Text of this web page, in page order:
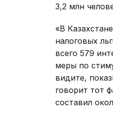
3,2 млн
«В
налоговых
всего 579
меры по
видите,
говорит тот
составил